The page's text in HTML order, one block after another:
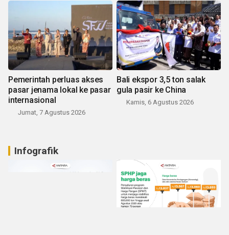
Pemerintah perluas akses
pasar jenama lokal ke pasar
internasional
Jumat, 7 Agustus 2026
Bali ekspor 3,5 ton salak
gula pasir ke China
Kamis, 6 Agustus 2026
Infografik